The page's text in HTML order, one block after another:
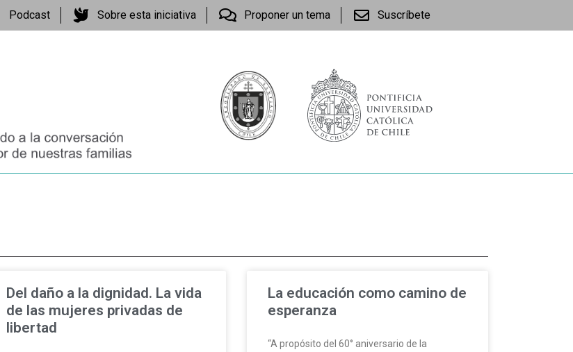
Podcast Sobre esta iniciativa Proponer un tema Suscríbete
Del daño a la dignidad. La vida
de las mujeres privadas de
libertad
La educación como camino de
esperanza
“A propósito del 60° aniversario de la